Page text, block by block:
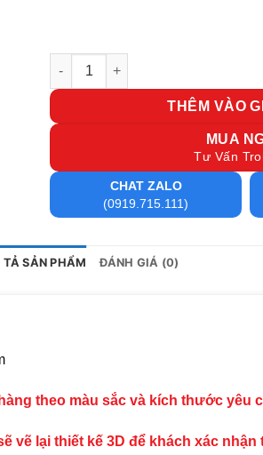
Bàn họp gỗ 4m8 BH3612-T số lượng
THÊM VÀO
MUA
Tư Vấn
CHAT ZALO
(0919.715.111)
TẢ SẢN PHẨM ĐÁNH GIÁ (0)
theo màu sắc và kích thước yêu
vẽ lại thiết kế 3D để khách xác